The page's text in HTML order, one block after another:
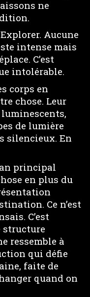
ne
Aucune
intense mais
C’est
intolérable.
corps en
chose. Leur
de lumière
silencieux. En
principal
en plus du
Ce n’est
C’est
structure
ressemble à
qui défie
faite de
quand on